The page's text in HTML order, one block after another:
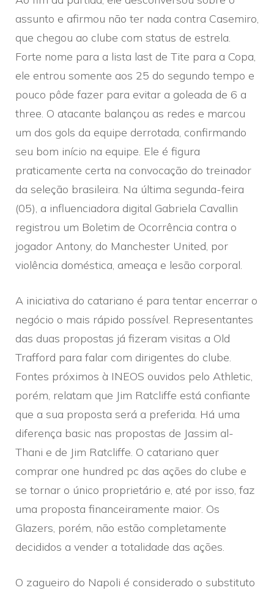
assunto e afirmou não ter nada contra Casemiro,
que chegou ao clube com status de estrela.
Forte nome para a lista last de Tite para a Copa,
ele entrou somente aos 25 do segundo tempo e
pouco pôde fazer para evitar a goleada de 6 a
three. O atacante balançou as redes e marcou
um dos gols da equipe derrotada, confirmando
seu bom início na equipe. Ele é figura
praticamente certa na convocação do treinador
da seleção brasileira. Na última segunda-feira
(05), a influenciadora digital Gabriela Cavallin
registrou um Boletim de Ocorrência contra o
jogador Antony, do Manchester United, por
violência doméstica, ameaça e lesão corporal.
A iniciativa do catariano é para tentar encerrar o
negócio o mais rápido possível. Representantes
das duas propostas já fizeram visitas a Old
Trafford para falar com dirigentes do clube.
Fontes próximos à INEOS ouvidos pelo Athletic,
porém, relatam que Jim Ratcliffe está confiante
que a sua proposta será a preferida. Há uma
diferença basic nas propostas de Jassim al-
Thani e de Jim Ratcliffe. O catariano quer
comprar one hundred pc das ações do clube e
se tornar o único proprietário e, até por isso, faz
uma proposta financeiramente maior. Os
Glazers, porém, não estão completamente
decididos a vender a totalidade das ações.
O zagueiro do Napoli é considerado o substituto